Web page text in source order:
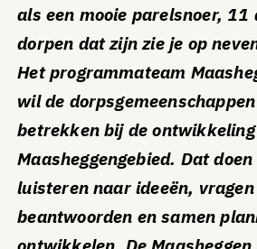
als een mooie parelsnoer, 11
dorpen dat zijn zie je op
Het programmateam
wil de
betrekken bij de
Maasheggengebied. Dat
luisteren naar ideeën,
beantwoorden en samen